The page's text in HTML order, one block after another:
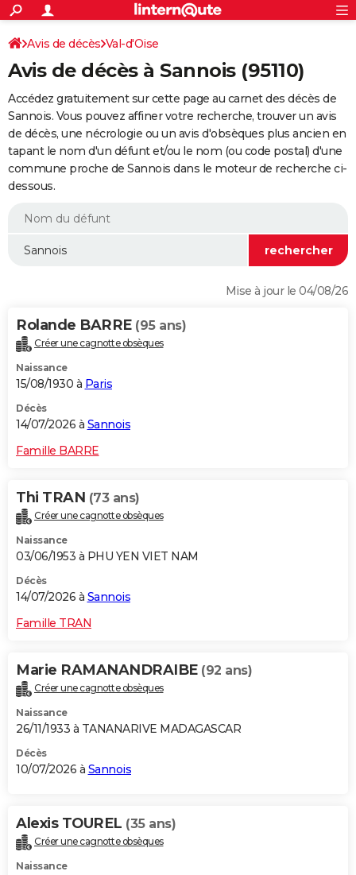
ACTUALITÉS
Politique
Société
Faits Divers
Education
Monde
Villes
+
SPORT
Coupe du monde 2026
Football
Tennis
Cyclisme
Rugby
Forum
Programme TV
TNT
Streaming
Cinéma
Sorties cinéma
Musique
+
FINANCE
Retraite
Epargne
Immobilier
Risques naturels par ville
Assurance
AUTO
Essais
Réserver un essai
Citadines
Berlines
SUV
Forum auto
+
HIGH-TECH
BRICOLAGE
WEEK-END
Alimentation
Guide de la santé
Maladies
Médicaments
Sommeil
VOYAGE
Destinations
City break
Voyage nature
Voyage de noces
Forum
Climat
+PHOTO
GUIDES D'ACHAT
Carte de Noël
Carte Bonne année
Carte Saint-Valentin
Carte Pâques
Carte d'anniversaire
DICTIONNAIRE
Dictionnaire
Biographies
Citations
Expressions
Proverbes
PROGRAMME TV
S'inscrire
Se connecter
Lycées
Collèges
Primaires
Universités
Entreprises
Service militaire
Avis de recherche
AVIS DE DÉCÈS
FORUM
Bricolage
Lifestyle
Culture
Television
Voyage
Avis de décès Val-d'Oise
Avis de décès à Sannois (95110)
Accédez gratuitement sur cette page au carnet des décès de
Sannois. Vous pouvez affiner votre recherche, trouver un avis
de décès, une nécrologie ou un avis d'obsèques plus ancien en
tapant le nom d'un défunt et/ou le nom (ou code postal) d'une
commune proche de Sannois dans le moteur de recherche ci-
dessous.
Mise à jour le 04/08/26
Rolande BARRE (95 ans)
Créer une cagnotte obsèques
Naissance
15/08/1930 à Paris
Décès
14/07/2026 à Sannois
Famille BARRE
Thi TRAN (73 ans)
Créer une cagnotte obsèques
Naissance
03/06/1953 à PHU YEN VIET NAM
Décès
14/07/2026 à Sannois
Famille TRAN
Marie RAMANANDRAIBE (92 ans)
Créer une cagnotte obsèques
Naissance
26/11/1933 à TANANARIVE MADAGASCAR
Décès
10/07/2026 à Sannois
Alexis TOUREL (35 ans)
Créer une cagnotte obsèques
Naissance